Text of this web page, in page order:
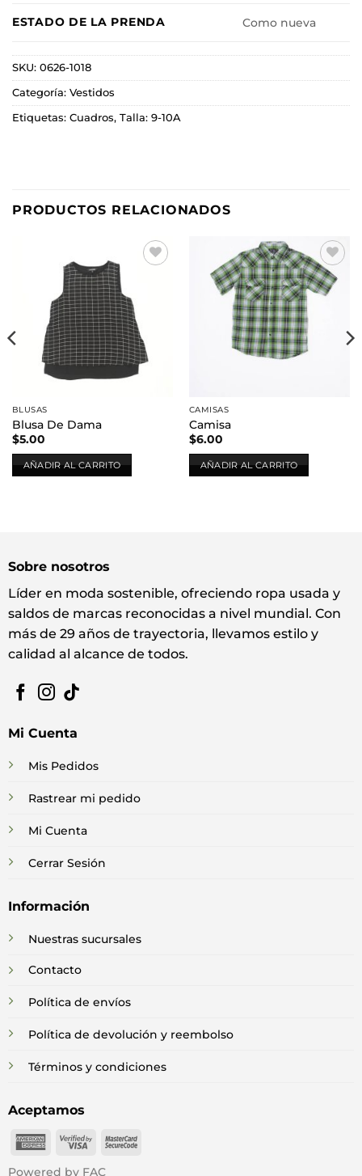
ESTADO DE LA PRENDA Como nueva
SKU: 0626-1018
Categoría: Vestidos
Etiquetas: Cuadros, Talla: 9-10A
PRODUCTOS RELACIONADOS
lista de
deseos
BLUSAS
Blusa De Dama
$5.00
AÑADIR AL CARRITO
Añadir
a la
lista de
CAMISAS
Camisa
$6.00
AÑADIR AL CARRITO
Sobre nosotros
Líder en moda sostenible, ofreciendo ropa usada y
saldos de marcas reconocidas a nivel mundial. Con
más de 29 años de trayectoria, llevamos estilo y
calidad al alcance de todos.
Mi Cuenta
Mis Pedidos
Rastrear mi pedido
Mi Cuenta
Cerrar Sesión
Información
Nuestras sucursales
Contacto
Política de envíos
Política de devolución y reembolso
Términos y condiciones
Aceptamos
American
Visa
MasterCard
Powered by FAC